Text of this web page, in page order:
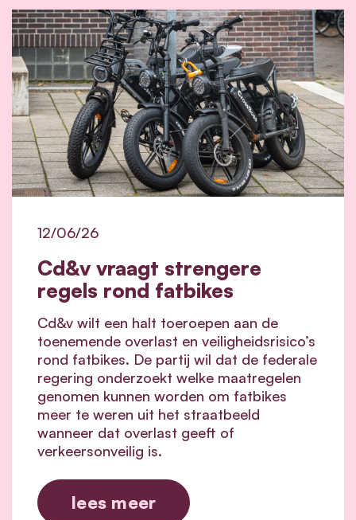
Cd&v vraagt strengere
regels rond fatbikes
12/06/26
Cd&v wilt een halt toeroepen aan de
toenemende overlast en veiligheidsrisico’s
rond fatbikes. De partij wil dat de federale
regering onderzoekt welke maatregelen
genomen kunnen worden om fatbikes
meer te weren uit het straatbeeld
wanneer dat overlast geeft of
verkeersonveilig is.
lees meer